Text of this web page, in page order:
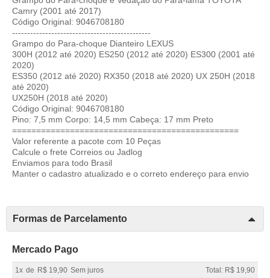
Camry (2001 até 2017)
Código Original: 9046708180
----------------------------------------------
Grampo do Para-choque Dianteiro LEXUS
300H (2012 até 2020) ES250 (2012 até 2020) ES300 (2001 até
2020)
ES350 (2012 até 2020) RX350 (2018 até 2020) UX 250H (2018
até 2020)
UX250H (2018 até 2020)
Código Original: 9046708180
Pino: 7,5 mm Corpo: 14,5 mm Cabeça: 17 mm Preto
===============================================
Valor referente a pacote com 10 Peças
Calcule o frete Correios ou Jadlog
Enviamos para todo Brasil
Manter o cadastro atualizado e o correto endereço para envio
Formas de Parcelamento
Mercado Pago
1x de R$ 19,90 Sem juros
Total: R$ 19,90